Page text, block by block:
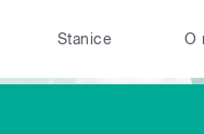
Stanice O